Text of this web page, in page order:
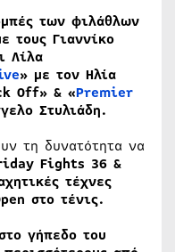
των φιλάθλων
τους Γιαννίκο
Λίλα
» με τον Ηλία
Off» & «Premier
Στυλιάδη.
τη δυνατότητα να
Fights 36 &
τέχνες
στο τένις.
γήπεδο του